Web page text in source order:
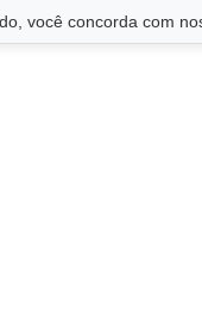
você concorda com